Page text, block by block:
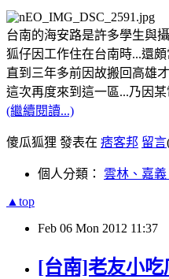
台南的海安路是許多學生與
狐仔因工作住在台南時...還
直到三年多前因故搬回高雄
這次再度來到這一區...乃因
(繼續閱讀...)
傻瓜狐狸 發表在 痞客邦 留言
個人分類： 雲林、嘉義
▲top
Feb 06 Mon 2012 11:37
[台南]老友小吃